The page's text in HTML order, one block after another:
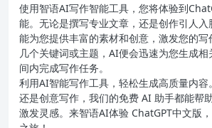
使用智语AI写作智能工具，您将体验到
能。无论是撰写专业文章，还是创作引人
能为您提供丰富的素材和创意，激发您的写
几个关键词或主题，AI便会迅速为您生成
间内完成写作任务。
利用AI智能写作工具，轻松生成高质量内
还是创意写作，我们的免费 AI 助手都能帮
激发灵感。来智语AI体验 ChatGPT中文版